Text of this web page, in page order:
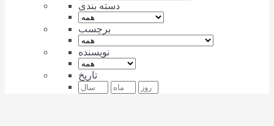
دسته بندی
برچسب
نویسنده
تاریخ